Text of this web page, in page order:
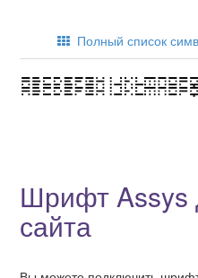
Полный список
Шрифт Assys
сайта